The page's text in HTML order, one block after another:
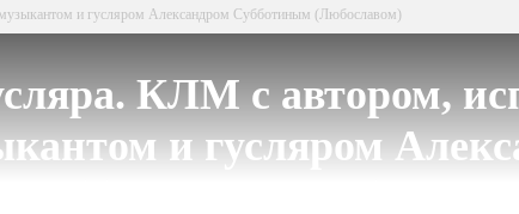
и гусляром Александром Субботиным (Любославом)
КЛМ с автором,
и гусляром